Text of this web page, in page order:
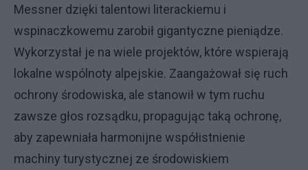
Messner dzięki talentowi literackiemu i
wspinaczkowemu zarobił gigantyczne pieniądze.
Wykorzystał je na wiele projektów, które wspierają
lokalne wspólnoty alpejskie. Zaangażował się ruch
ochrony środowiska, ale stanowił w tym ruchu
zawsze głos rozsądku, propagując taką ochronę,
aby zapewniała harmonijne współistnienie
machiny turystycznej ze środowiskiem